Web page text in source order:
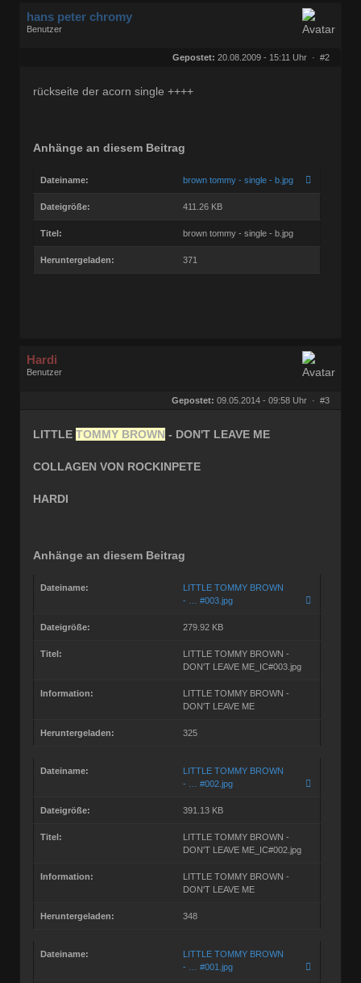
hans peter chromy
Benutzer
Gepostet: 20.08.2009 - 15:11 Uhr · #2
rückseite der acorn single ++++
Anhänge an diesem Beitrag
Dateiname: brown tommy - single - b.jpg
Dateigröße: 411.26 KB
Titel: brown tommy - single - b.jpg
Heruntergeladen: 371
Hardi
Benutzer
07 / 2006
Gepostet: 09.05.2014 - 09:58 Uhr · #3
LITTLE TOMMY BROWN - DON'T LEAVE ME
COLLAGEN VON ROCKINPETE
HARDI
Anhänge an diesem Beitrag
Dateiname:
LITTLE TOMMY BROWN
- … #003.jpg
Dateigröße: 279.92 KB
Titel:
LITTLE TOMMY BROWN -
DON'T LEAVE ME_IC#003.jpg
Information:
LITTLE TOMMY BROWN -
DON'T LEAVE ME
Heruntergeladen: 325
Dateiname:
LITTLE TOMMY BROWN
- … #002.jpg
Dateigröße: 391.13 KB
Titel:
LITTLE TOMMY BROWN -
DON'T LEAVE ME_IC#002.jpg
Information:
LITTLE TOMMY BROWN -
DON'T LEAVE ME
Heruntergeladen: 348
Dateiname:
LITTLE TOMMY BROWN
- … #001.jpg